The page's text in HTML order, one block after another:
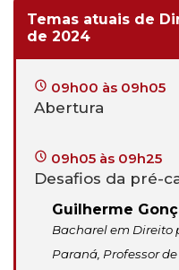
Temas atuais de
de 2024
09h00 às 09h05
Abertura
09h05 às 09h25
Desafios da pré-
Guilherme
Bacharel em Direito
Paraná, Professor